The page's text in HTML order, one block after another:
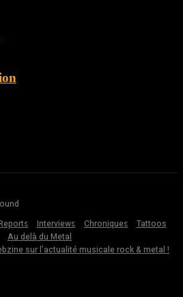
Interviews Chroniques
Tattoos
Au delà du Metal
sur l’actualité musicale rock & metal !